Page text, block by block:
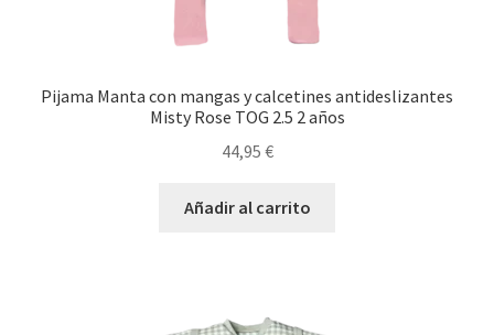
Pijama Manta con mangas y calcetines antideslizantes
Misty Rose TOG 2.5 2 años
44,95 €
Añadir al carrito